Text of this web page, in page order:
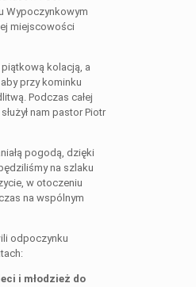
Wypoczynkowym
miejscowości
kolacją, a
przy kominku
Podczas całej
nam pastor Piotr
pogodą, dzięki
na szlaku
w otoczeniu
na wspólnym
odpoczynku
i młodzież do